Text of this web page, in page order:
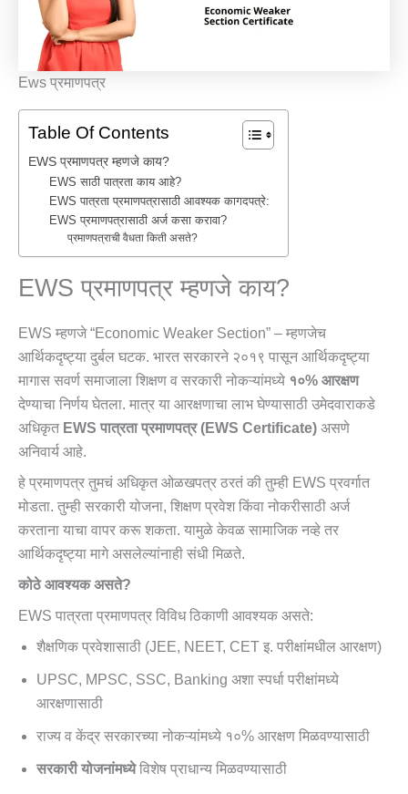
Ews प्रमाणपत्र
Table Of Contents
EWS प्रमाणपत्र म्हणजे काय?
EWS साठी पात्रता काय आहे?
EWS पात्रता प्रमाणपत्रासाठी आवश्यक कागदपत्रे:
EWS प्रमाणपत्रासाठी अर्ज कसा करावा?
प्रमाणपत्राची वैधता किती असते?
EWS प्रमाणपत्र म्हणजे काय?
EWS म्हणजे “Economic Weaker Section” – म्हणजेच
आर्थिकदृष्ट्या दुर्बल घटक. भारत सरकारने २०१९ पासून आर्थिकदृष्ट्या
मागास सवर्ण समाजाला शिक्षण व सरकारी नोकऱ्यांमध्ये १०% आरक्षण
देण्याचा निर्णय घेतला. मात्र या आरक्षणाचा लाभ घेण्यासाठी उमेदवाराकडे
अधिकृत EWS पात्रता प्रमाणपत्र (EWS Certificate) असणे
अनिवार्य आहे.
हे प्रमाणपत्र तुमचं अधिकृत ओळखपत्र ठरतं की तुम्ही EWS प्रवर्गात
मोडता. तुम्ही सरकारी योजना, शिक्षण प्रवेश किंवा नोकरीसाठी अर्ज
करताना याचा वापर करू शकता. यामुळे केवळ सामाजिक नव्हे तर
आर्थिकदृष्ट्या मागे असलेल्यांनाही संधी मिळते.
कोठे आवश्यक असते?
EWS पात्रता प्रमाणपत्र विविध ठिकाणी आवश्यक असते:
शैक्षणिक प्रवेशासाठी (JEE, NEET, CET इ. परीक्षांमधील आरक्षण)
UPSC, MPSC, SSC, Banking अशा स्पर्धा परीक्षांमध्ये
आरक्षणासाठी
राज्य व केंद्र सरकारच्या नोकऱ्यांमध्ये १०% आरक्षण मिळवण्यासाठी
सरकारी योजनांमध्येविशेष प्राधान्य मिळवण्यासाठी